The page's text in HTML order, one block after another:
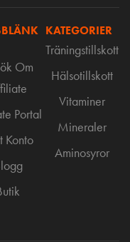
Om
Portal
Konto
KATEGORIER
Träningstillskott
Hälsotillskott
Vitaminer
Mineraler
Aminosyror